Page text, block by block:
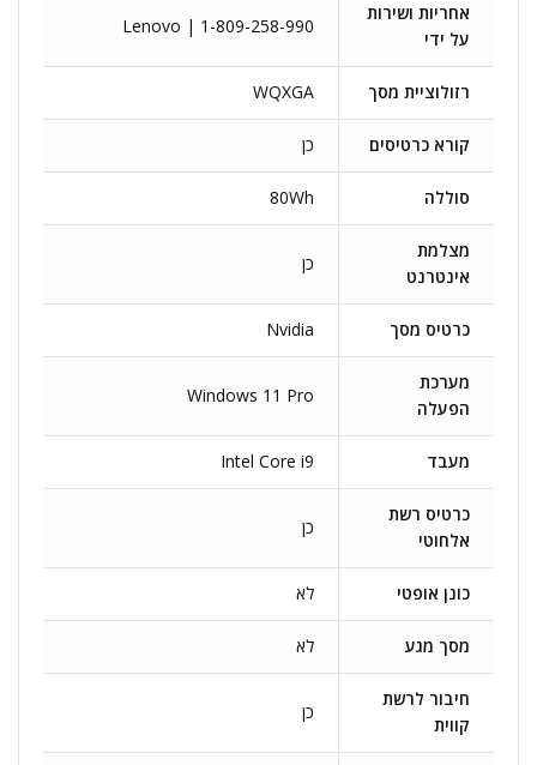
אחריות ושירות
על ידי
Lenovo | 1-809-258-990
רזולוציית מסך WQXGA
קורא כרטיסים כן
סוללה 80Wh
מצלמת
אינטרנט
כן
כרטיס מסך Nvidia
מערכת
הפעלה
Windows 11 Pro
מעבד Intel Core i9
כרטיס רשת
אלחוטי
כן
כונן אופטי לא
מסך מגע לא
חיבור לרשת
קווית
כן